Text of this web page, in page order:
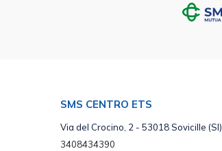
SMS CENTRO ETS
Via del Crocino, 2 - 53018 Sovicille (SI)
3408434390